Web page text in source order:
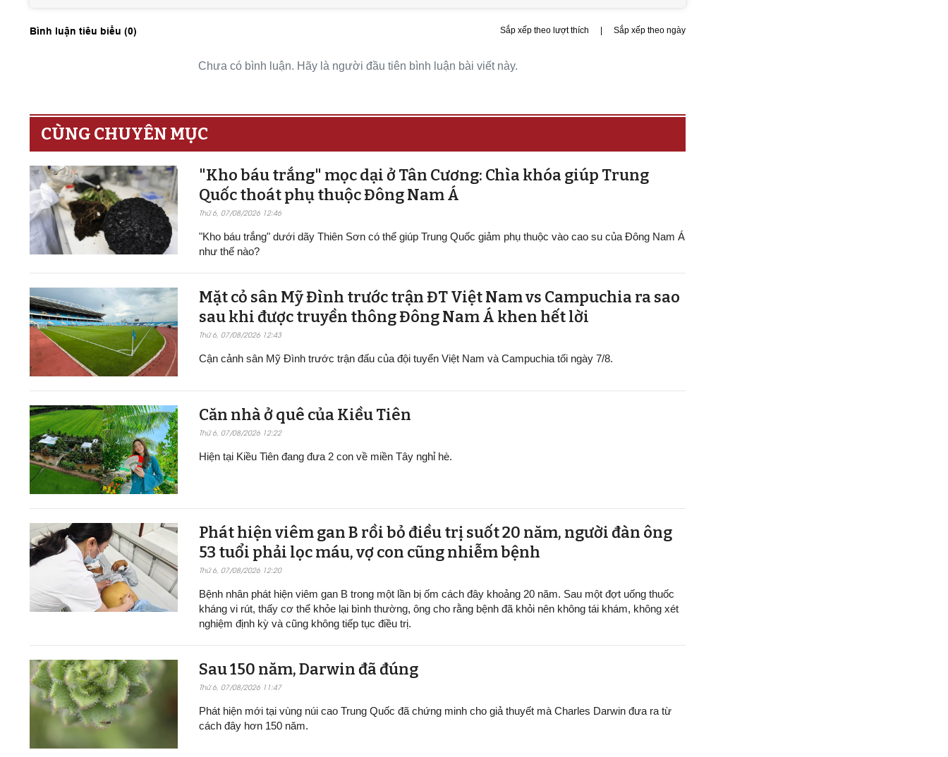
Bình luận tiêu biểu (0) Sắp xếp theo lượt thích Sắp xếp theo ngày
Chưa có bình luận. Hãy là người đầu tiên bình luận bài viết này.
CÙNG CHUYÊN MỤC
"Kho báu trắng" mọc dại ở Tân Cương: Chìa khóa giúp Trung
Quốc thoát phụ thuộc Đông Nam Á
Thứ 6, 07/08/2026 12:46
"Kho báu trắng" dưới dãy Thiên Sơn có thể giúp Trung Quốc giảm phụ thuộc vào cao su của Đông Nam Á
như thế nào?
Mặt cỏ sân Mỹ Đình trước trận ĐT Việt Nam vs Campuchia ra sao
sau khi được truyền thông Đông Nam Á khen hết lời
Thứ 6, 07/08/2026 12:43
Cận cảnh sân Mỹ Đình trước trận đấu của đội tuyển Việt Nam và Campuchia tối ngày 7/8.
Căn nhà ở quê của Kiều Tiên
Thứ 6, 07/08/2026 12:22
Hiện tại Kiều Tiên đang đưa 2 con về miền Tây nghỉ hè.
Phát hiện viêm gan B rồi bỏ điều trị suốt 20 năm, người đàn ông
53 tuổi phải lọc máu, vợ con cũng nhiễm bệnh
Thứ 6, 07/08/2026 12:20
Bệnh nhân phát hiện viêm gan B trong một lần bị ốm cách đây khoảng 20 năm. Sau một đợt uống thuốc
kháng vi rút, thấy cơ thể khỏe lại bình thường, ông cho rằng bệnh đã khỏi nên không tái khám, không xét
nghiệm định kỳ và cũng không tiếp tục điều trị.
Sau 150 năm, Darwin đã đúng
Thứ 6, 07/08/2026 11:47
Phát hiện mới tại vùng núi cao Trung Quốc đã chứng minh cho giả thuyết mà Charles Darwin đưa ra từ
cách đây hơn 150 năm.